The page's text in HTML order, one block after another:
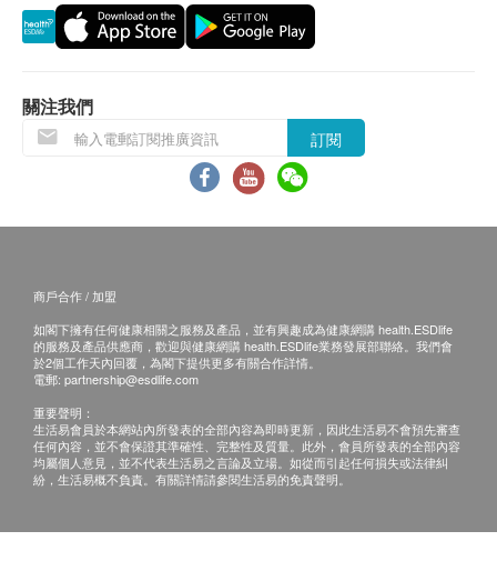
退換條款：
當顧客收取已訂購之貨品時，有責任檢查貨品是否
退換產品必須包裝完整，如退換之產品有任何殘缺
或過期退回，供應商有權不受理。
如有其他損壞或遺漏查詢，顧客必須保留有效收據
正本，並於送貨後3個工作天內按下列方式聯絡
關注我們
訂閱
商戶合作 / 加盟
如閣下擁有任何健康相關之服務及產品，並有興趣成為健康網購 health.ESDlife
的服務及產品供應商，歡迎與健康網購 health.ESDlife業務發展部聯絡。我們會
於2個工作天內回覆，為閣下提供更多有關合作詳情。
電郵: partnership@esdlife.com
重要聲明：
生活易會員於本網站內所發表的全部內容為即時更新，因此生活易不會預先審查
任何內容，並不會保證其準確性、完整性及質量。此外，會員所發表的全部內容
均屬個人意見，並不代表生活易之言論及立場。如從而引起任何損失或法律糾
紛，生活易概不負責。有關詳情請參閱生活易的免責聲明。